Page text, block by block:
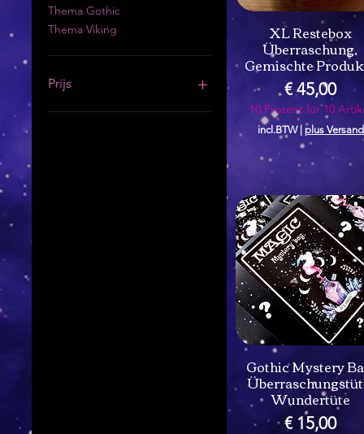
Thema Gothic
Thema Viking
Prijs
XL Restebox
Überraschung,
Gemischte
Prijs
€ 45,00
10 Prozent für 10
incl.BTW plus Versand
Gothic Mystery
Wundertüte
Prijs
€ 15,00